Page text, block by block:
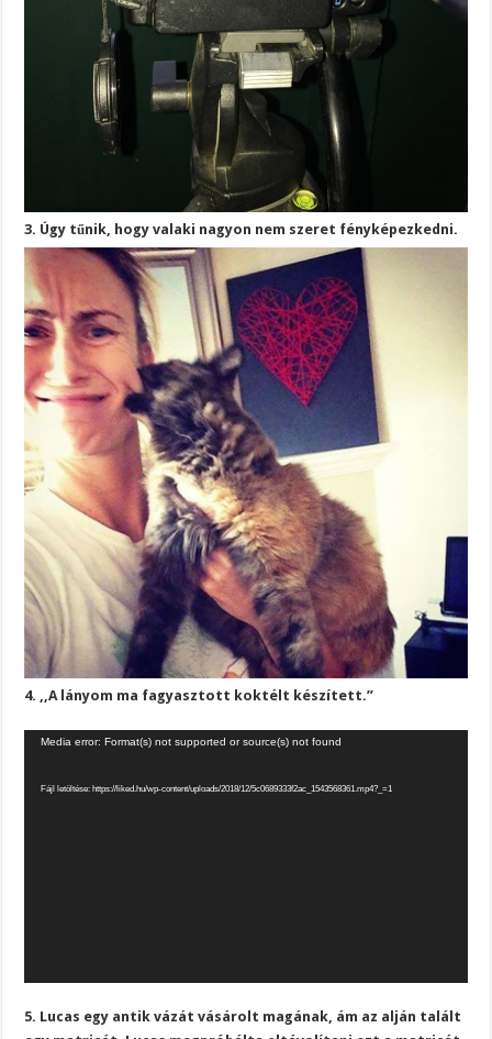
3. Úgy tűnik, hogy valaki nagyon nem szeret fényképezkedni.
4. ,,A lányom ma fagyasztott koktélt készített.”
Videólejátszó
Media error: Format(s) not supported or source(s) not found
Fájl letöltése: https://liked.hu/wp-content/uploads/2018/12/5c0689333f2ac_1543568361.mp4?_=1
5. Lucas egy antik vázát vásárolt magának, ám az alján talált